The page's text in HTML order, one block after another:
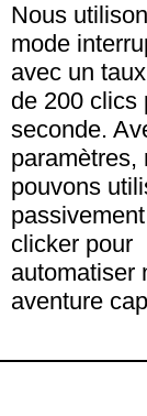
Nous
mode
avec un
de 200 clics
seconde.
paramètres,
pouvons
clicker pour
automatiser
aventure